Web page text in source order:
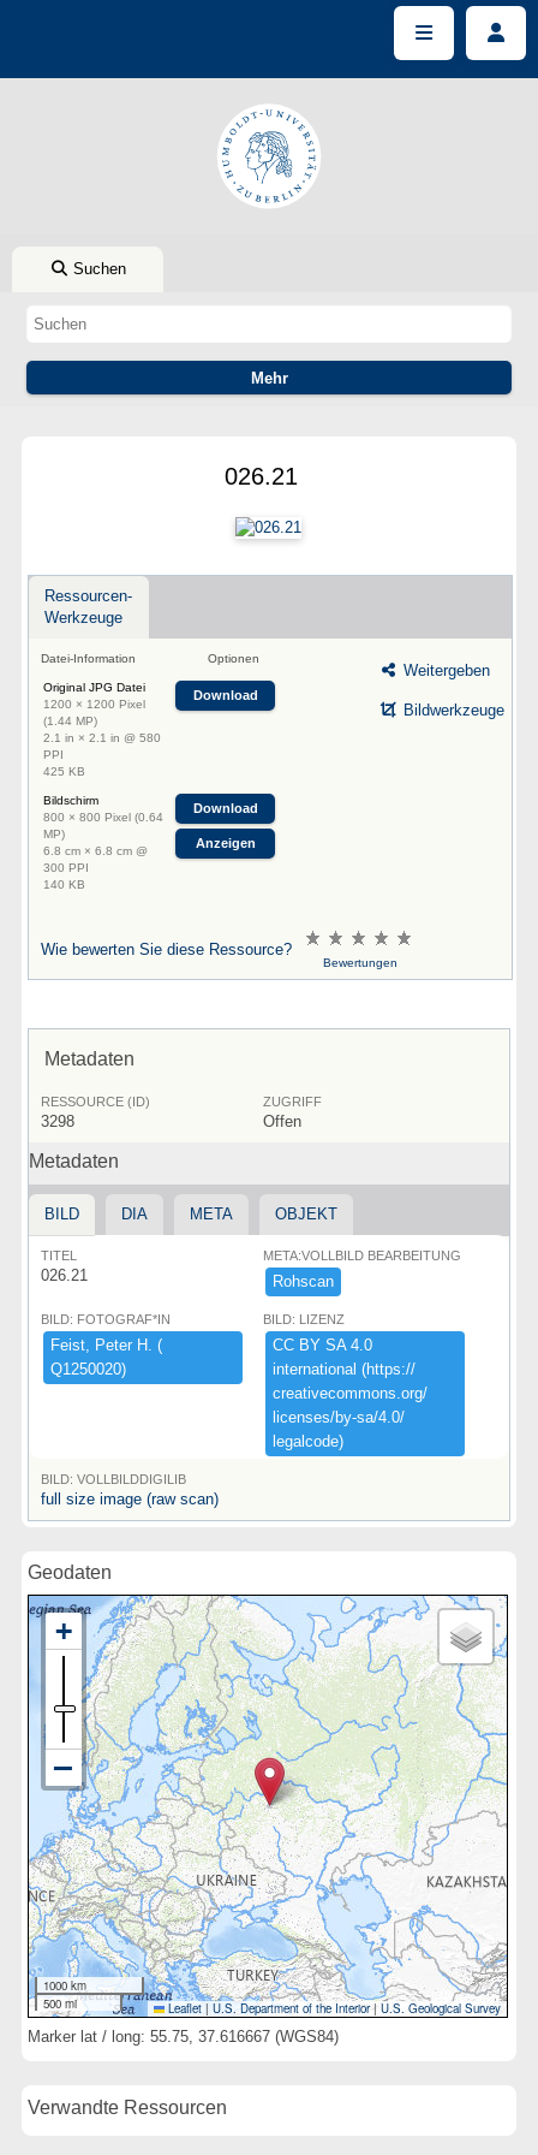
Suchen
026.21
Ressourcen-
Werkzeuge
Datei-Information Optionen
Original JPG Datei
1200 × 1200 Pixel
(1.44 MP)
2.1 in × 2.1 in @ 580
PPI
425 KB
Download
Bildschirm
800 × 800 Pixel (0.64
MP)
6.8 cm × 6.8 cm @
300 PPI
140 KB
Download
Anzeigen
Weitergeben
Bildwerkzeuge
Wie bewerten Sie diese Ressource?
Bewertungen
Metadaten
RESSOURCE (ID)
3298
ZUGRIFF
Offen
Metadaten
BILD DIA META OBJEKT
TITEL
026.21
META:VOLLBILD BEARBEITUNG
Rohscan
BILD: FOTOGRAF*IN
Feist,​ ​Peter ​H.​ ​(​
Q1250020)​
BILD: LIZENZ
CC ​BY ​SA ​4.​0 ​
international ​(​https:​/​/​
creativecommons.​org/​
licenses/​by-​sa/​4.​0/​
legalcode)​
BILD: VOLLBILDDIGILIB
full size image (raw scan)
Geodaten
1000 km
500 mi
Leaflet | U.S. Department of the Interior|U.S. Geological Survey
Marker lat / long: 55.75, 37.616667 (WGS84)
Verwandte Ressourcen